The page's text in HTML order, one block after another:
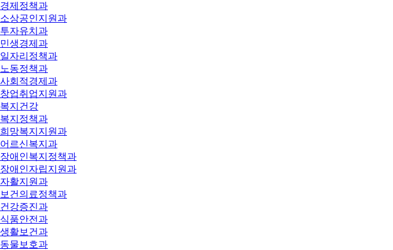
경제정책과
소상공인지원과
투자유치과
민생경제과
일자리정책과
노동정책과
사회적경제과
창업취업지원과
복지건강
복지정책과
희망복지지원과
어르신복지과
장애인복지정책과
장애인자립지원과
자활지원과
보건의료정책과
건강증진과
식품안전과
생활보건과
동물보호과